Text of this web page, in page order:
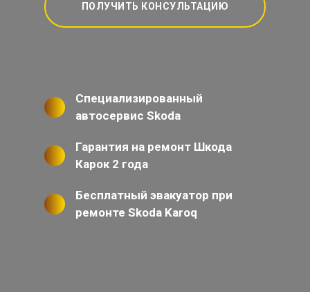
ПОЛУЧИТЬ КОНСУЛЬТАЦИЮ
Специализированный
автосервис Skoda
Гарантия на ремонт Шкода
Карок 2 года
Бесплатный эвакуатор при
ремонте Skoda Karoq